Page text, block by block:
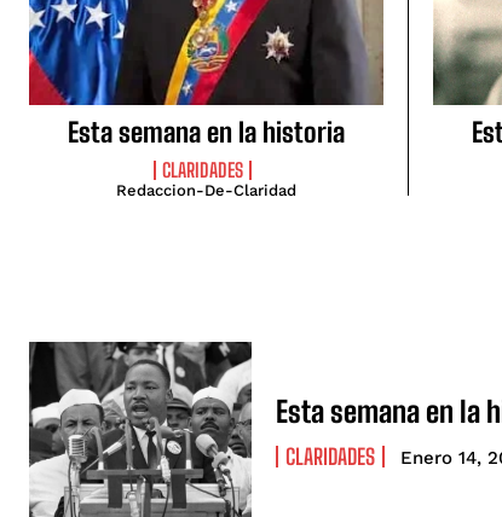
Esta semana en la historia
CLARIDADES
Redaccion-De-Claridad
Esta semana en la
CLARIDADES Enero 14,